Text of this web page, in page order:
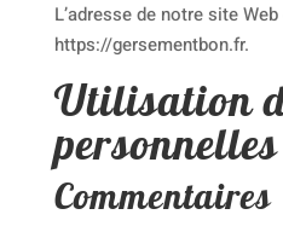
L’adresse de notre site
https://gersementbon.fr.
Utilisation
Commentaires